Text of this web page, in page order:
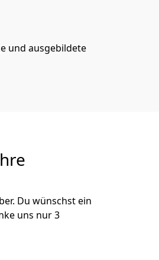
und ausgebildete
Du wünschst ein
uns nur 3